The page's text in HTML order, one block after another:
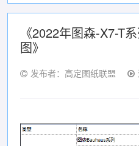
《2022年图森-X7-T
图》
发布者：高定图纸联盟